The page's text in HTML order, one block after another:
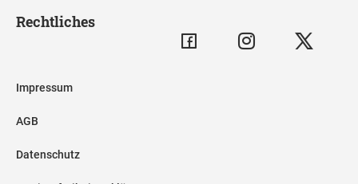
Rechtliches
Impressum
AGB
Datenschutz